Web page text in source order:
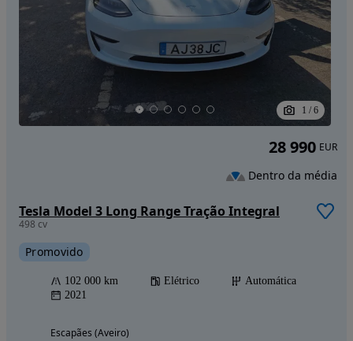
1 / 6
Tesla Model 3 Long Range Tração Integral
498 cv
Promovido
102 000 km Elétrico
Automática
2021
Escapães (Aveiro)
28 990 EUR
Dentro da média